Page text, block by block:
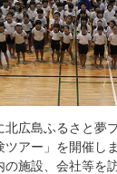
広島ふるさと夢
ツアー」を開催し
の施設、会社等を